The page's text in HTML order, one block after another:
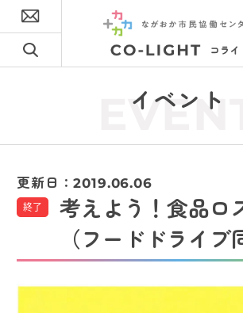
イベント
EVENT
更新日：2019.06.06
終了
考えよう！食品ロ
（フードドライブ